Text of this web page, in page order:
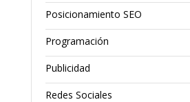
Posicionamiento SEO
Programación
Publicidad
Redes Sociales